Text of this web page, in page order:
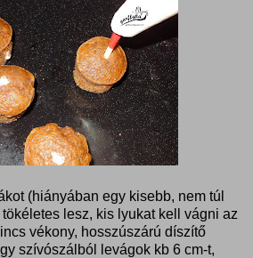
(hiányában egy kisebb, nem túl
lesz, kis lyukat kell vágni az
vékony, hosszúszárú díszítő
szívószálból levágok kb 6 cm-t,